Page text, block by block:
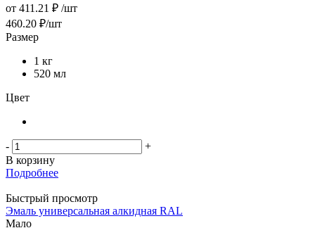
от 411.21 ₽ /шт
460.20 ₽/шт
Размер
1 кг
520 мл
Цвет
-
+
В корзину
Подробнее
Быстрый просмотр
Эмаль универсальная алкидная RAL
Мало